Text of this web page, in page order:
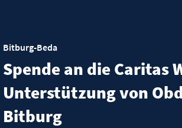
Bitburg-Beda
Spende an die
Ambulanten